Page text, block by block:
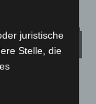
juristische
Stelle, die